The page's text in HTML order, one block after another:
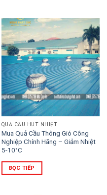
QUẢ CẦU HÚT NHIỆT
Mua Quả Cầu Thông Gió Công
Nghiệp Chính Hãng – Giảm Nhiệt
5-10°C
ĐỌC TIẾP